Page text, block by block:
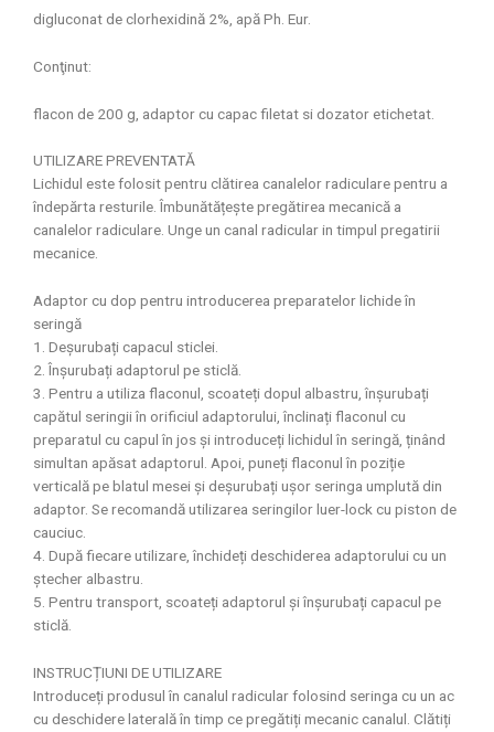
digluconat de clorhexidină 2%, apă Ph. Eur.
Conţinut:
flacon de 200 g, adaptor cu capac filetat si dozator etichetat.
UTILIZARE PREVENTATĂ
Lichidul este folosit pentru clătirea canalelor radiculare pentru a
îndepărta resturile. Îmbunătățește pregătirea mecanică a
canalelor radiculare. Unge un canal radicular in timpul pregatirii
mecanice.
Adaptor cu dop pentru introducerea preparatelor lichide în
seringă
1. Deșurubați capacul sticlei.
2. Înșurubați adaptorul pe sticlă.
3. Pentru a utiliza flaconul, scoateți dopul albastru, înșurubați
capătul seringii în orificiul adaptorului, înclinați flaconul cu
preparatul cu capul în jos și introduceți lichidul în seringă, ținând
simultan apăsat adaptorul. Apoi, puneți flaconul în poziție
verticală pe blatul mesei și deșurubați ușor seringa umplută din
adaptor. Se recomandă utilizarea seringilor luer-lock cu piston de
cauciuc.
4. După fiecare utilizare, închideți deschiderea adaptorului cu un
ștecher albastru.
5. Pentru transport, scoateți adaptorul și înșurubați capacul pe
sticlă.
INSTRUCȚIUNI DE UTILIZARE
Introduceți produsul în canalul radicular folosind seringa cu un ac
cu deschidere laterală în timp ce pregătiți mecanic canalul. Clătiți